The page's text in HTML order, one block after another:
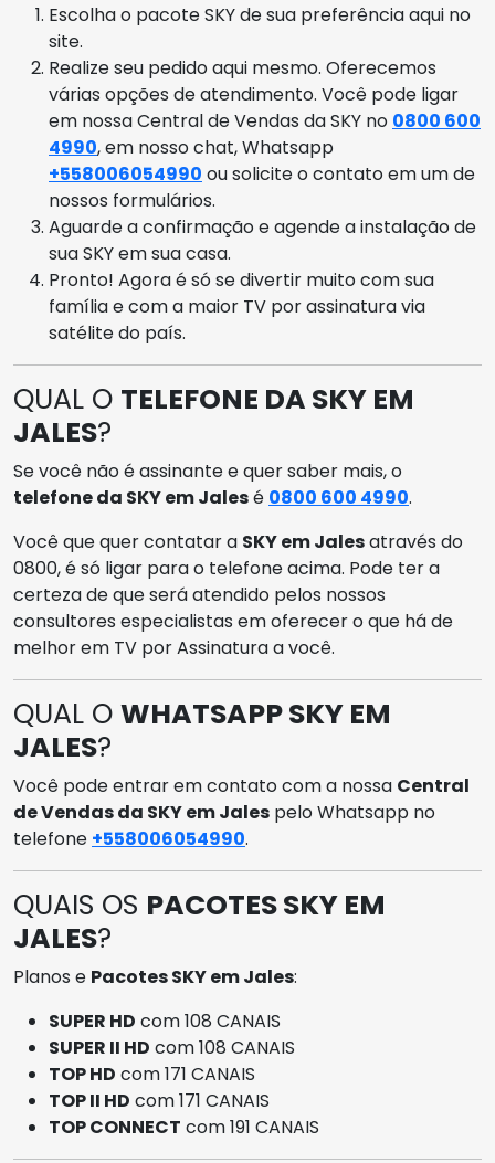
Escolha o pacote SKY de sua preferência aqui no
site.
Realize seu pedido aqui mesmo. Oferecemos
várias opções de atendimento. Você pode ligar
em nossa Central de Vendas da SKY no 0800 600
4990, em nosso chat, Whatsapp
+558006054990 ou solicite o contato em um de
nossos formulários.
Aguarde a confirmação e agende a instalação de
sua SKY em sua casa.
Pronto! Agora é só se divertir muito com sua
família e com a maior TV por assinatura via
satélite do país.
QUAL O TELEFONE DA SKY EM
JALES?
Se você não é assinante e quer saber mais, o
telefone da SKY em Jalesé 0800 600 4990.
Você que quer contatar a SKY em Jalesatravés do
0800, é só ligar para o telefone acima. Pode ter a
certeza de que será atendido pelos nossos
consultores especialistas em oferecer o que há de
melhor em TV por Assinatura a você.
QUAL O WHATSAPP SKY EM
JALES?
Você pode entrar em contato com a nossa Central
de Vendas da SKY em Jales pelo Whatsapp no
telefone +558006054990.
QUAIS OS PACOTES SKY EM
JALES?
Planos e Pacotes SKY em Jales:
SUPER HD com 108 CANAIS
SUPER II HD com 108 CANAIS
TOP HD com 171 CANAIS
TOP II HD com 171 CANAIS
TOP CONNECT com 191 CANAIS